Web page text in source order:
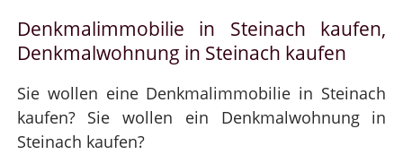
Denkmalimmobilie in Steinach kaufen,
Denkmalwohnung in Steinach kaufen
Sie wollen eine Denkmalimmobilie in Steinach
kaufen? Sie wollen ein Denkmalwohnung in
Steinach kaufen?